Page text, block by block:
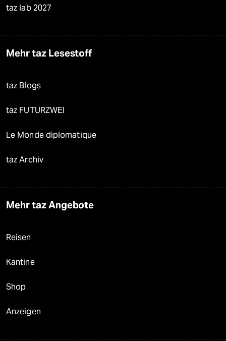
taz lab 2027
Mehr taz Lesestoff
taz Blogs
taz FUTURZWEI
Le Monde diplomatique
taz Archiv
Mehr taz Angebote
Reisen
Kantine
Shop
Anzeigen